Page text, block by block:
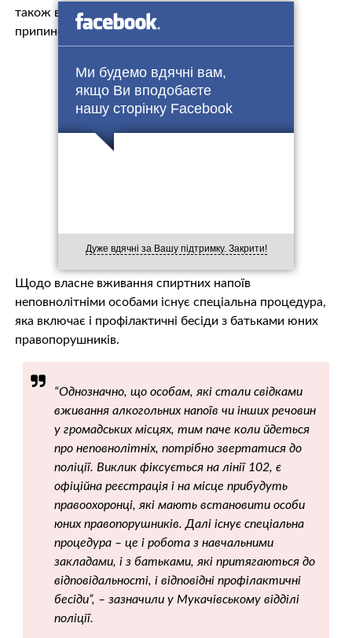
Ми будемо вдячні вам,
якщо Ви вподобаєте
нашу сторінку Facebook
Дуже вдячні за Вашу підтримку. Закрити!
також вживає заходів із метою виявлення та
припинення правопорушень тощо.
Щодо власне вживання спиртних напоїв
неповнолітніми особами існує спеціальна процедура,
яка включає і профілактичні бесіди з батьками юних
правопорушників.
“Однозначно, що особам, які стали свідками
вживання алкогольних напоїв чи інших речовин
у громадських місцях, тим паче коли йдеться
про неповнолітніх, потрібно звертатися до
поліції. Виклик фіксується на лінії 102, є
офіційна реєстрація і на місце прибудуть
правоохоронці, які мають встановити особи
юних правопорушників. Далі існує спеціальна
процедура – це і робота з навчальними
закладами, і з батьками, які притягаються до
відповідальності, і відповідні профілактичні
бесіди”, – зазначили у Мукачівському відділі
поліції.